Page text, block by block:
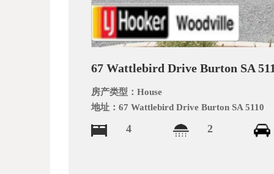
67 Wattlebird Drive Burton SA
房产类型：House
地址：67 Wattlebird Drive Burton SA 5110
4 2